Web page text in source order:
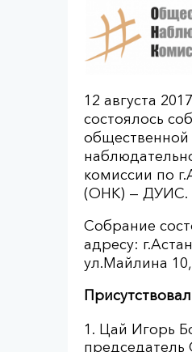
12 августа
состоялось
общественной
комиссии по
(ОНК) — ДУИС.
Собрание
адресу:
ул.Майлина
Цай Игорь